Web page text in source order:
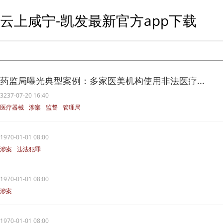
云上咸宁-凯发最新官方app下载
药监局曝光典型案例：多家医美机构使用非法医疗...
3237-07-20 16:40
医疗器械 涉案 监督 管理局
1970-01-01 08:00
涉案
违法犯罪
1970-01-01 08:00
涉案
1970-01-01 08:00